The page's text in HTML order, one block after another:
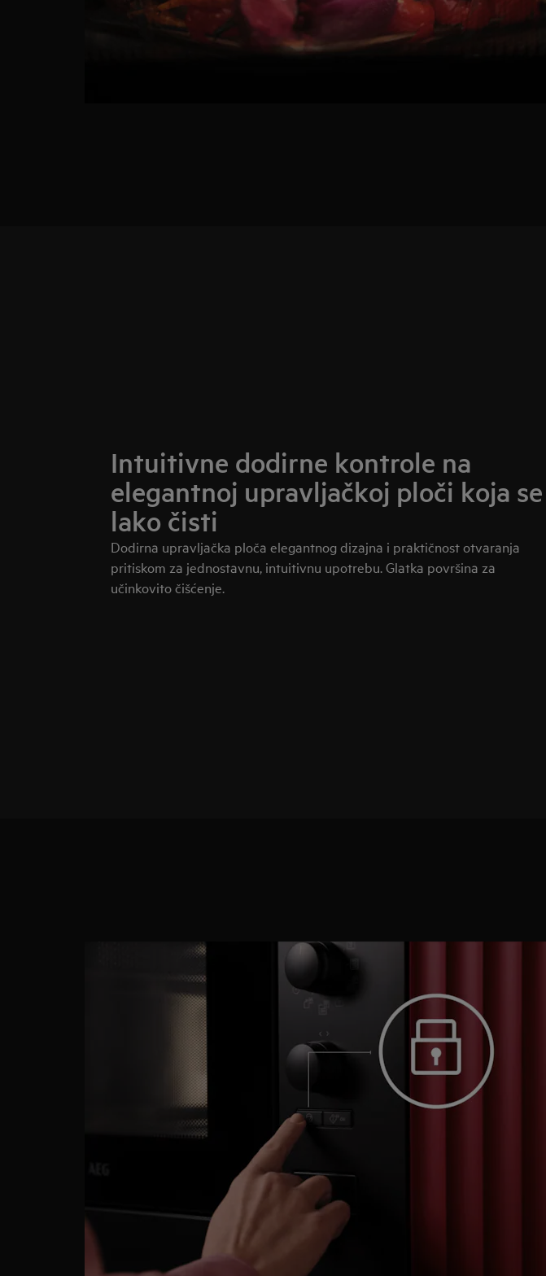
Intuitivne dodirne kontrole na
elegantnoj upravljačkoj ploči koja se
lako čisti
Dodirna upravljačka ploča elegantnog dizajna i praktičnost otvaranja
pritiskom za jednostavnu, intuitivnu upotrebu. Glatka površina za
učinkovito čišćenje.